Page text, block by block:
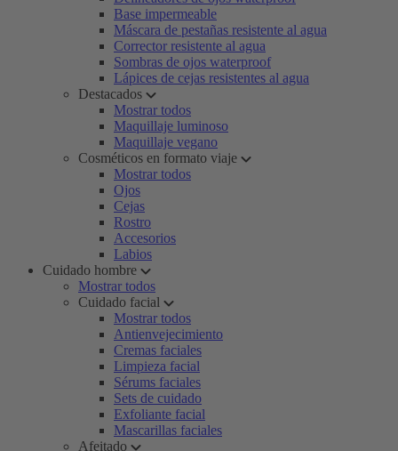
Base impermeable
Máscara de pestañas resistente al agua
Corrector resistente al agua
Sombras de ojos waterproof
Lápices de cejas resistentes al agua
Destacados
Mostrar todos
Maquillaje luminoso
Maquillaje vegano
Cosméticos en formato viaje
Mostrar todos
Ojos
Cejas
Rostro
Accesorios
Labios
Cuidado hombre
Mostrar todos
Cuidado facial
Mostrar todos
Antienvejecimiento
Cremas faciales
Limpieza facial
Sérums faciales
Sets de cuidado
Exfoliante facial
Mascarillas faciales
Afeitado